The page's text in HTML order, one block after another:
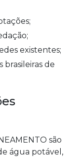
existentes;
são
água potável,